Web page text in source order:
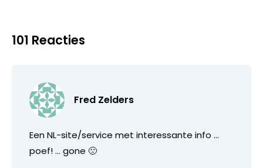
101 Reacties
Fred Zelders
Een NL-site/service met interessante info …
poef! … gone 🙁